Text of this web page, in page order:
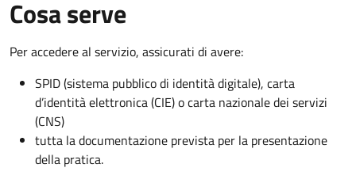
Cosa serve
Per accedere al servizio, assicurati di avere:
SPID (sistema pubblico di identità digitale), carta
d’identità elettronica (CIE) o carta nazionale dei servizi
(CNS)
tutta la documentazione prevista per la presentazione
della pratica.